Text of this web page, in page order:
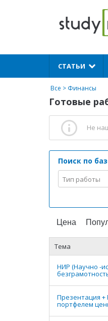
СТАТЬИ
Все > Финансы
Готовые
Не
Поиск по
Тип работы
Цена
Тема
НИР (Научно -
Презентация
портфелем